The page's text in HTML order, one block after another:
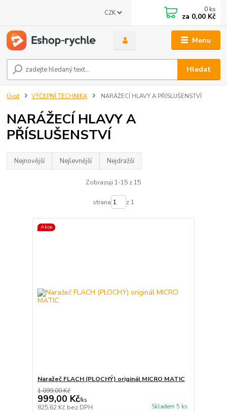
Menu
CZK
Hledat
0 ks
za 0,00 Kč
Úvod VÝČEPNÍ TECHNIKA NARÁŽECÍ HLAVY A PŘÍSLUŠENSTVÍ
NARÁŽECÍ HLAVY A
PŘÍSLUŠENSTVÍ
Nejnovější Nejlevnější Nejdražší
Zobrazuji 1-15 z 15
strana z 1
Akce
Naražeč FLACH (PLOCHÝ) originál MICRO MATIC
1 099,00 Kč
999,00 Kč/ks
825,62 Kč bez DPH Skladem 5 ks